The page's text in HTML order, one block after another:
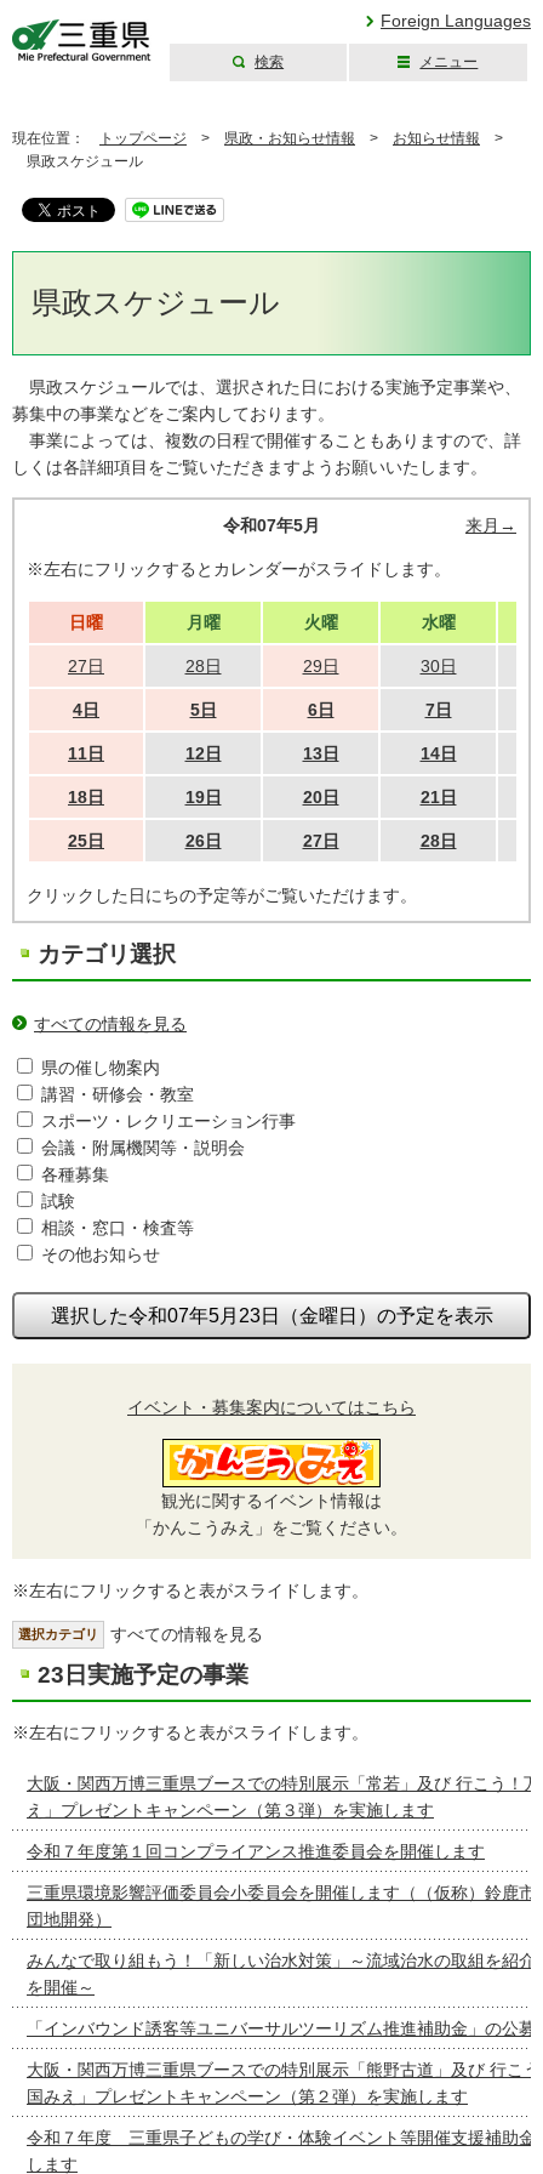
Foreign Languages
検索 メニュー
現在位置： トップページ > 県政・お知らせ情報 > お知らせ情報 >
県政スケジュール
県政スケジュール
県政スケジュールでは、選択された日における実施予定事業や、
募集中の事業などをご案内しております。
事業によっては、複数の日程で開催することもありますので、詳
しくは各詳細項目をご覧いただきますようお願いいたします。
令和07年5月 来月→
※左右にフリックするとカレンダーがスライドします。
日曜 月曜 火曜 水曜
27日 28日 29日 30日
4日 5日 6日 7日
11日 12日 13日 14日
18日 19日 20日 21日
25日 26日 27日 28日
クリックした日にちの予定等がご覧いただけます。
カテゴリ選択
すべての情報を見る
県の催し物案内
講習・研修会・教室
スポーツ・レクリエーション行事
会議・附属機関等・説明会
各種募集
試験
相談・窓口・検査等
その他お知らせ
選択した令和07年5月23日（金曜日）の予定を表示
イベント・募集案内についてはこちら
観光に関するイベント情報は
「かんこうみえ」をご覧ください。
※左右にフリックすると表がスライドします。
選択カテゴリ すべての情報を見る
23日実施予定の事業
※左右にフリックすると表がスライドします。
大阪・関西万博三重県ブースでの特別展示「常若」及び 行こう！
え」プレゼントキャンペーン（第３弾）を実施します
令和７年度第１回コンプライアンス推進委員会を開催します
三重県環境影響評価委員会小委員会を開催します（（仮称）鈴鹿市
団地開発）
みんなで取り組もう！「新しい治水対策」～流域治水の取組を紹介
を開催～
「インバウンド誘客等ユニバーサルツーリズム推進補助金」の公募
大阪・関西万博三重県ブースでの特別展示「熊野古道」及び 行こ
国みえ」プレゼントキャンペーン（第２弾）を実施します
令和７年度 三重県子どもの学び・体験イベント等開催支援補助金
します